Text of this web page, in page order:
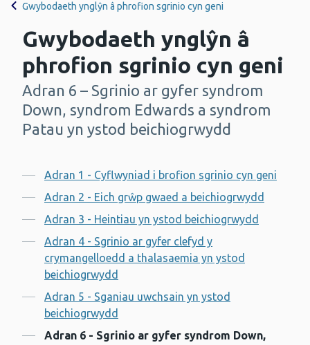
Gwybodaeth ynglŷn â phrofion sgrinio cyn geni
Gwybodaeth ynglŷn â
phrofion sgrinio cyn geni
-
Adran 6 – Sgrinio ar gyfer syndrom
Down, syndrom Edwards a syndrom
Patau yn ystod beichiogrwydd
Cynnwys
Adran 1 - Cyflwyniad i brofion sgrinio cyn geni
Adran 2 - Eich grŵp gwaed a beichiogrwydd
Adran 3 - Heintiau yn ystod beichiogrwydd
Adran 4 - Sgrinio ar gyfer clefyd y
crymangelloedd a thalasaemia yn ystod
beichiogrwydd
Adran 5 - Sganiau uwchsain yn ystod
beichiogrwydd
Adran 6 - Sgrinio ar gyfer syndrom Down,